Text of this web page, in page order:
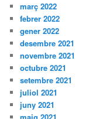
març 2022
febrer 2022
gener 2022
desembre 2021
novembre 2021
octubre 2021
setembre 2021
juliol 2021
juny 2021